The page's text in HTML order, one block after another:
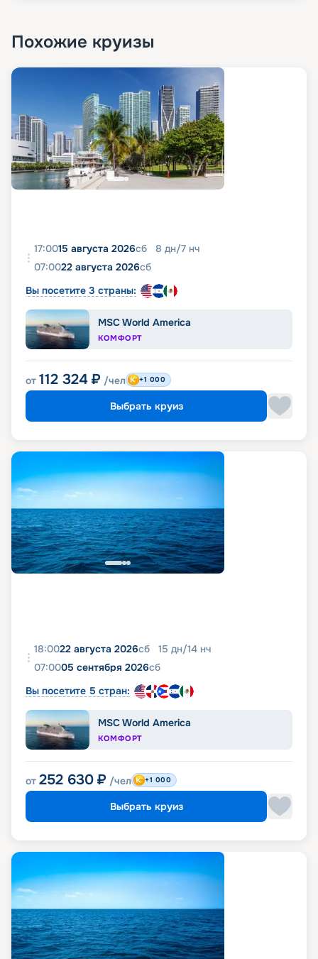
Похожие круизы
17:0015 августа 2026сб 8 дн/7 нч
07:0022 августа 2026сб
Вы посетите 3 страны:
MSC World America
КОМФОРТ
от 112 324 ₽ /чел +1 000
Выбрать круиз
18:0022 августа 2026сб 15 дн/14 нч
07:0005 сентября 2026сб
Вы посетите 5 стран:
MSC World America
КОМФОРТ
от 252 630 ₽ /чел +1 000
Выбрать круиз